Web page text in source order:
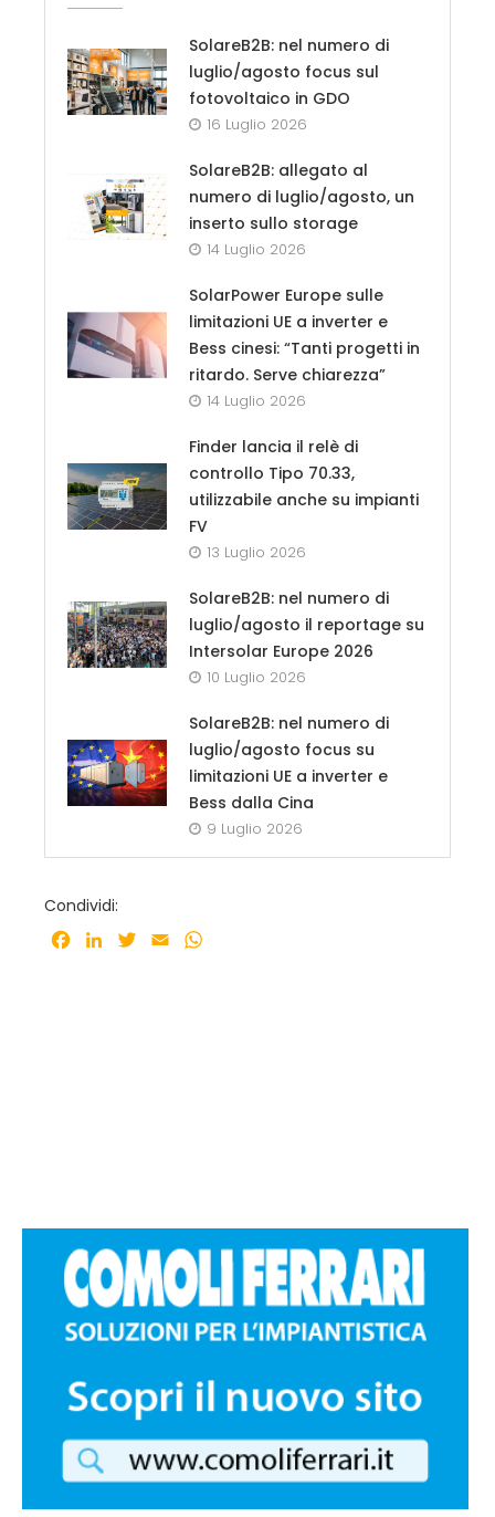
SolareB2B: nel numero di
luglio/agosto focus sul
fotovoltaico in GDO
16 Luglio 2026
SolareB2B: allegato al
numero di luglio/agosto, un
inserto sullo storage
14 Luglio 2026
SolarPower Europe sulle
limitazioni UE a inverter e
Bess cinesi: “Tanti progetti in
ritardo. Serve chiarezza”
14 Luglio 2026
Finder lancia il relè di
controllo Tipo 70.33,
utilizzabile anche su impianti
FV
13 Luglio 2026
SolareB2B: nel numero di
luglio/agosto il reportage su
Intersolar Europe 2026
10 Luglio 2026
SolareB2B: nel numero di
luglio/agosto focus su
limitazioni UE a inverter e
Bess dalla Cina
9 Luglio 2026
Condividi:
Facebook
LinkedInTwitter
Email